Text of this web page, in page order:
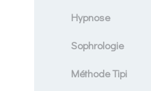
Hypnose
Sophrologie
Méthode Tipi